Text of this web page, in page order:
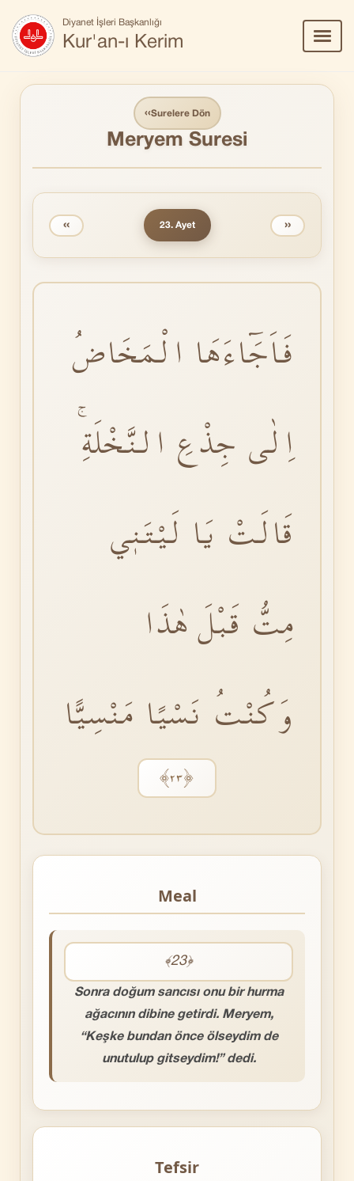
Diyanet İşleri Başkanlığı
Kur'an-ı Kerim
Aç/
‹‹Surelere Dön
Meryem Suresi
‹‹ 23. Ayet ››
فَاَجَٓاءَهَا الْمَخَاضُ
اِلٰى جِذْعِ النَّخْلَةِۚ
قَالَتْ يَا لَيْتَنٖي
مِتُّ قَبْلَ هٰذَا
وَكُنْتُ نَسْيًا مَنْسِيًّا
﴿٢٣﴾
Meal
﴾23﴿
Sonra doğum sancısı onu bir hurma
ağacının dibine getirdi. Meryem,
“Keşke bundan önce ölseydim de
unutulup gitseydim!” dedi.
Tefsir